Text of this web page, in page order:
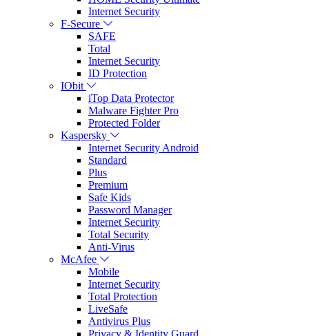
Internet Security
F-Secure
SAFE
Total
Internet Security
ID Protection
IObit
iTop Data Protector
Malware Fighter Pro
Protected Folder
Kaspersky
Internet Security Android
Standard
Plus
Premium
Safe Kids
Password Manager
Internet Security
Total Security
Anti-Virus
McAfee
Mobile
Internet Security
Total Protection
LiveSafe
Antivirus Plus
Privacy & Identity Guard